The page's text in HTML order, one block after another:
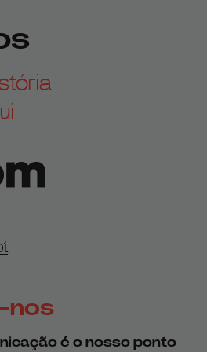
de Facebook
de Linkedin
nos
é o nosso ponto